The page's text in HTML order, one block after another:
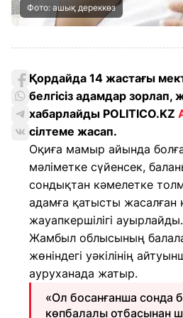
Фото: ашық дереккөз
Қордайда 14 жастағы
белгісіз адамдар зорлап,
хабарлайды POLITICO.KZ
сілтеме жасап.
Оқиға мамыр айында
мәліметке сүйенсек,
сондықтан кәмелетке
адамға қатысты
жауапкершілігі ауырлайды.
Жамбыл облысының
жөніндегі уәкілінің
ауруханада жатыр.
«Ол босанғанша сонда
көпбалалы отбасынан